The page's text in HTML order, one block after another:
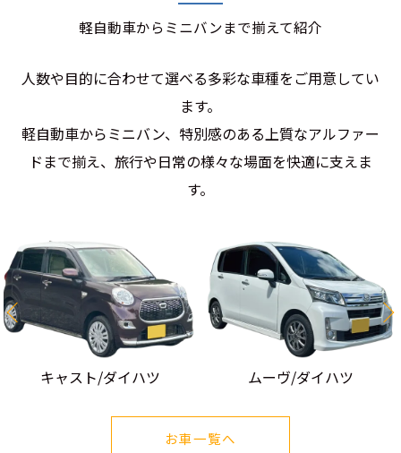
軽自動車からミニバンまで揃えて紹介
人数や目的に合わせて選べる多彩な車種をご用意してい
ます。
軽自動車からミニバン、特別感のある上質なアルファー
ドまで揃え、旅行や日常の様々な場面を快適に支えま
す。
ムーヴ/ダイハツ デイズ/日産
お車一覧へ